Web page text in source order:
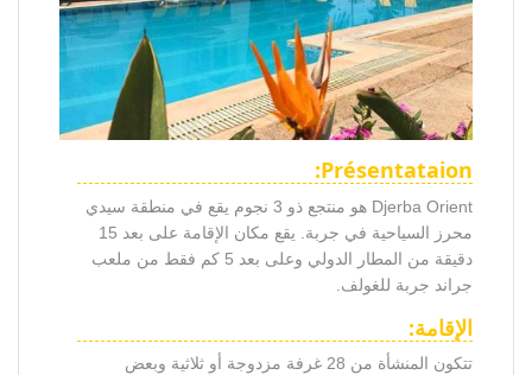
Présentataion:
Djerba Orient هو منتجع ذو 3 نجوم يقع في منطقة سيدي
محرز السياحية في جربة. يقع مكان الإقامة على بعد 15
دقيقة من المطار الدولي وعلى بعد 5 كم فقط من ملعب
جراند جربة للغولف.
الإقامة:
تتكون المنشأة من 28 غرفة مزدوجة أو ثلاثية وبعض